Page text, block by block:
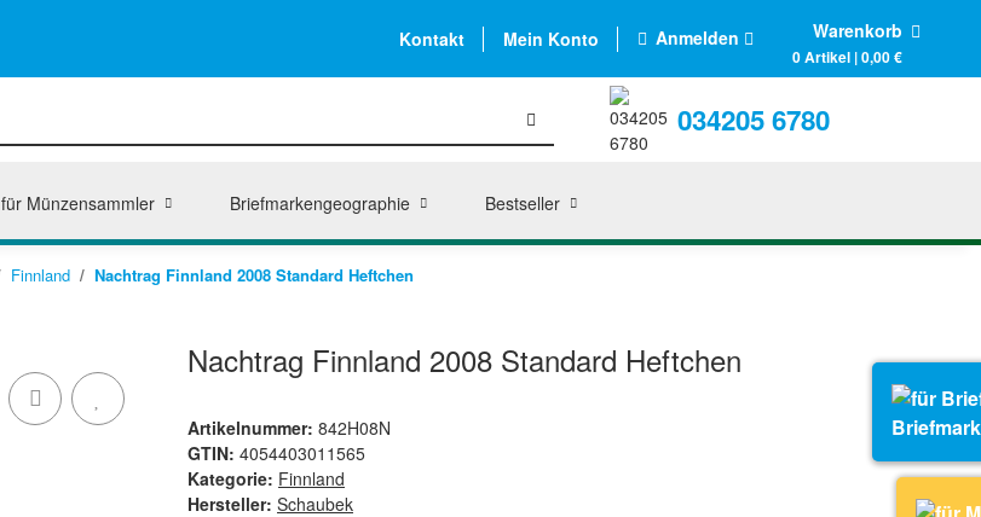
Kontakt Mein Konto Anmelden Warenkorb
0 Artikel | 0,00 €
034205 6780
für Münzensammler Briefmarkengeographie Bestseller
Finnland Nachtrag Finnland 2008 Standard Heftchen
Nachtrag Finnland 2008 Standard Heftchen
Artikelnummer: 842H08N
GTIN: 4054403011565
Kategorie: Finnland
Hersteller: Schaubek